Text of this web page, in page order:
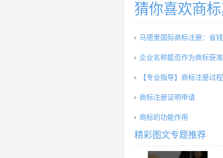
猜你喜欢商
马德里国际商标注册：省
企业名称能否作为商标获
【专业指导】商标注册过
商标注册证明申请
商标的功能作用
精彩图文专题推荐